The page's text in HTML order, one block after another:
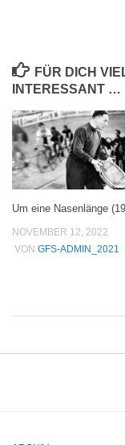
FÜR DICH
INTERESSANT …
Um eine Nasenlänge
NOVEMBER 12, 2022
VON GFS-ADMIN_2021